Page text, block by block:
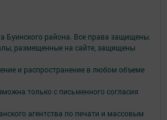
Буинского района. Все права защищены.
размещенные на сайте, защищены
и распространение в любом объеме
только с письменного согласия
агентства по печати и массовым